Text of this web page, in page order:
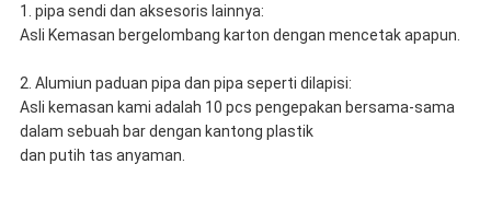
1. pipa sendi dan aksesoris lainnya:
Asli Kemasan bergelombang karton dengan mencetak apapun.
2. Alumiun paduan pipa dan pipa seperti dilapisi:
Asli kemasan kami adalah 10 pcs pengepakan bersama-sama
dalam sebuah bar dengan kantong plastik
dan putih tas anyaman.